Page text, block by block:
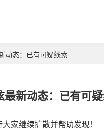
动态：已有可疑线索
最新动态：已有可
家继续扩散并帮助发现！